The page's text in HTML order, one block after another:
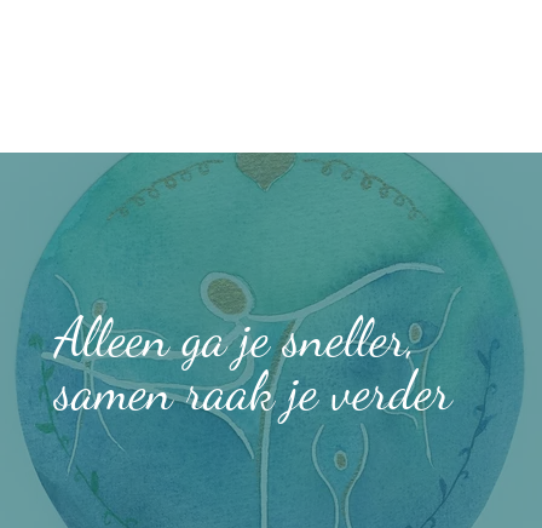
Alleen ga je sneller,
samen raak je verder